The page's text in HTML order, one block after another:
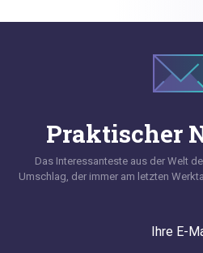
Praktischer
Das Interessanteste aus der Welt
Umschlag, der immer am letzten
Ihre E-